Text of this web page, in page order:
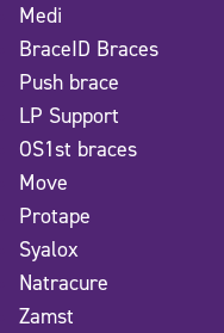
Medi
BraceID Braces
Push brace
LP Support
OS1st braces
Move
Protape
Syalox
Natracure
Zamst